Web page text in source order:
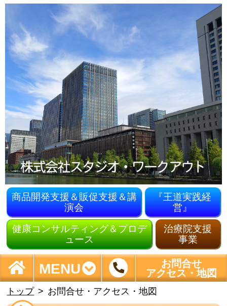
商品開発支援＆販促支援＆講
演会
『王道実践経
営』
健康コンサルティング＆プロデ
ュース
治療院支援
事業
MENU
お問合せ
アクセス・地図
トップ お問合せ・アクセス・地図